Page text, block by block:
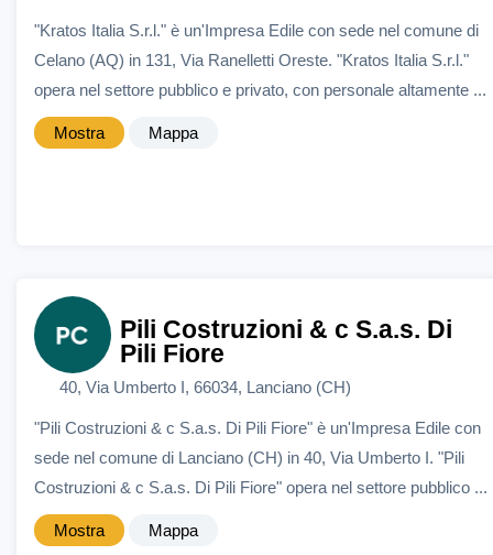
"Kratos Italia S.r.l." è un'Impresa Edile con sede nel comune di
Celano (AQ) in 131, Via Ranelletti Oreste. "Kratos Italia S.r.l."
opera nel settore pubblico e privato, con personale altamente ...
Mostra Mappa
Pili Costruzioni & c S.a.s. Di
Pili Fiore
40, Via Umberto I, 66034, Lanciano (CH)
"Pili Costruzioni & c S.a.s. Di Pili Fiore" è un'Impresa Edile con
sede nel comune di Lanciano (CH) in 40, Via Umberto I. "Pili
Costruzioni & c S.a.s. Di Pili Fiore" opera nel settore pubblico ...
Mostra Mappa